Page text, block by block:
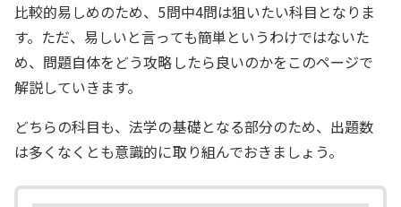
比較的易しめのため、5問中4問は狙いたい科目となりま
す。ただ、易しいと言っても簡単というわけではないた
め、問題自体をどう攻略したら良いのかをこのページで
解説していきます。
どちらの科目も、法学の基礎となる部分のため、出題数
は多くなくとも意識的に取り組んでおきましょう。